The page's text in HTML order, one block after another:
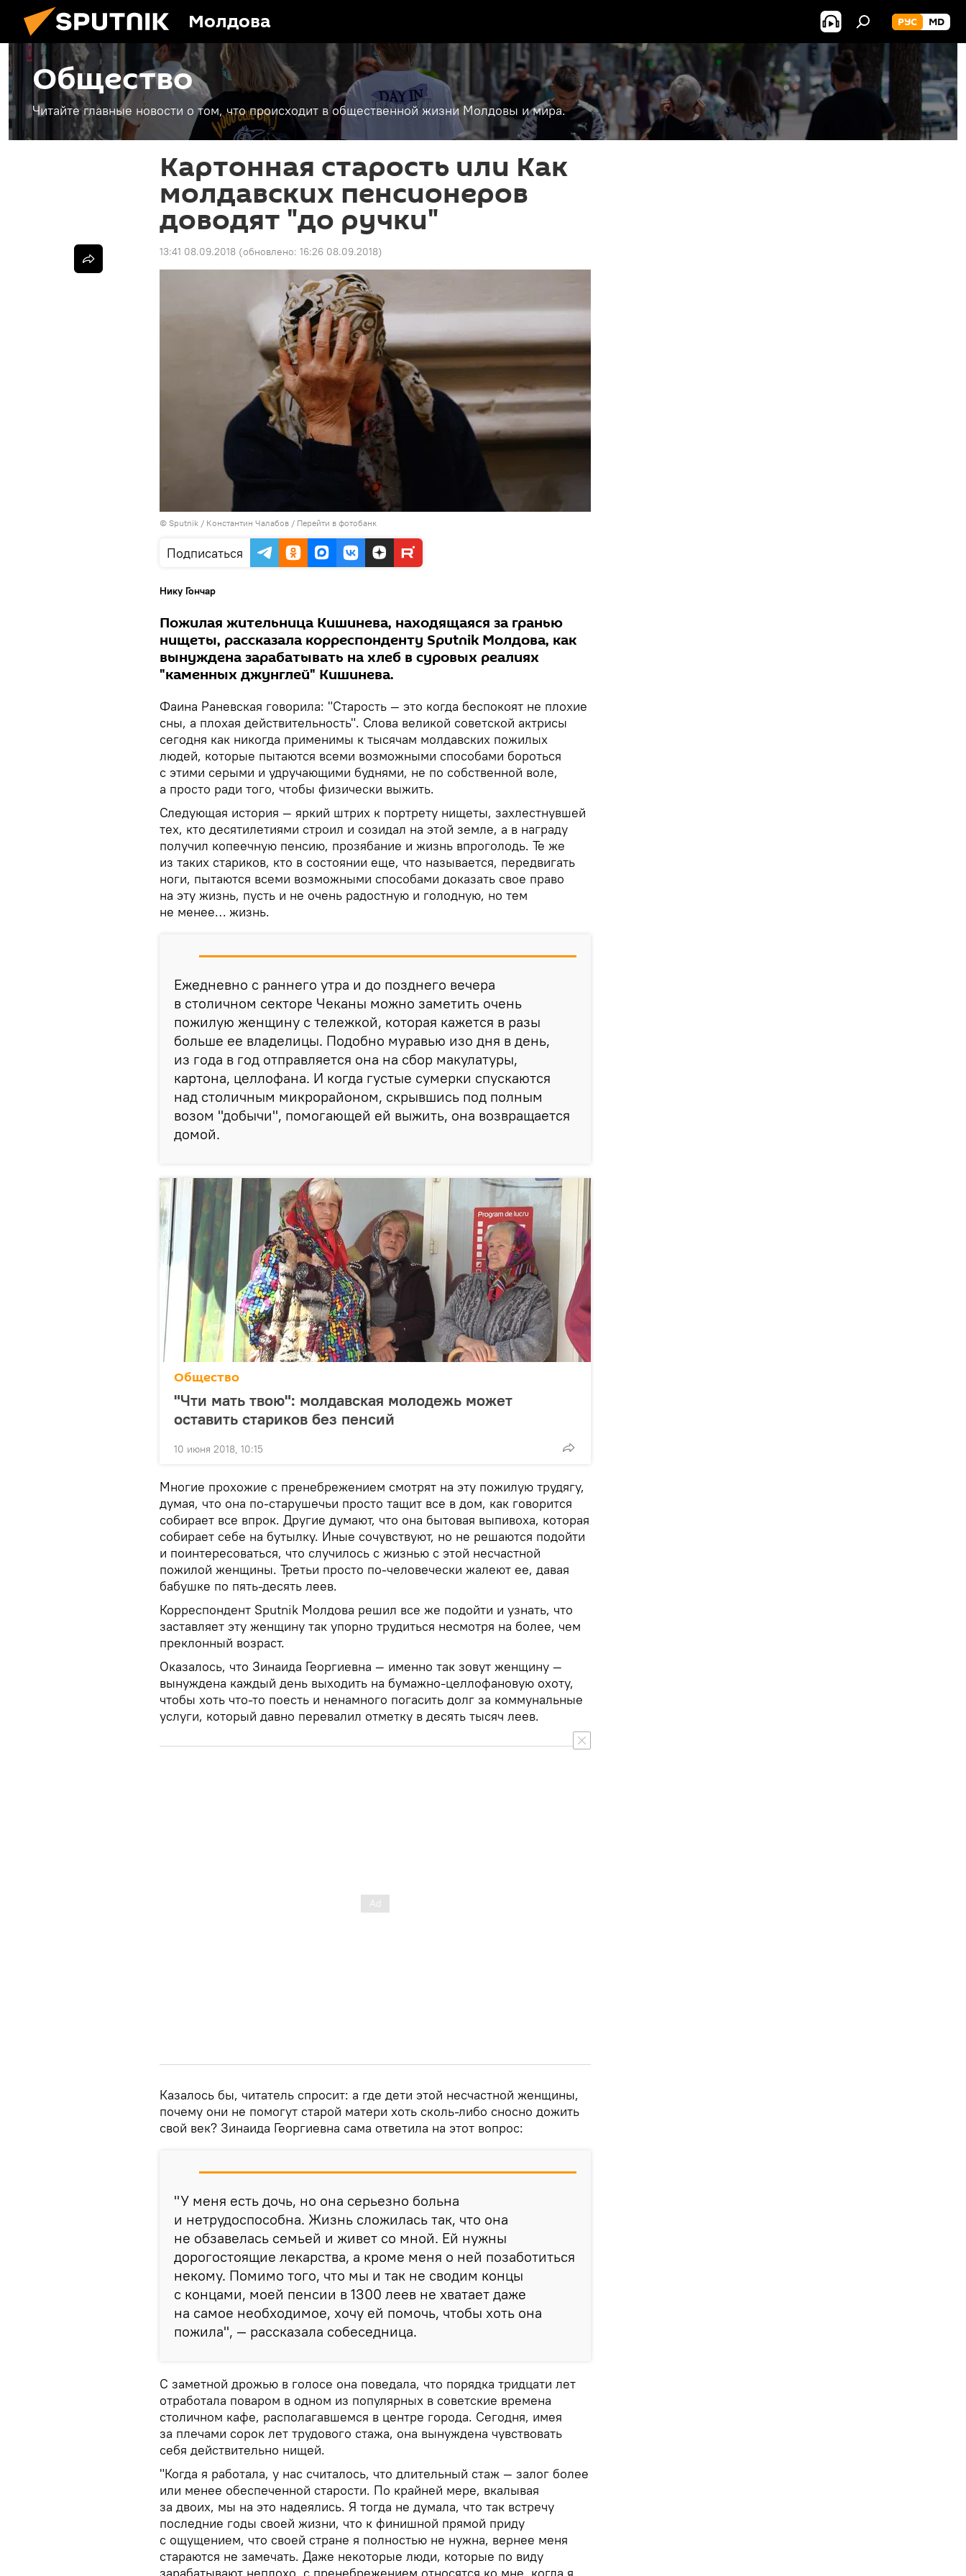
Молдова РУС MD
Общество
Читайте главные новости о том, что происходит в общественной жизни Молдовы и мира.
Картонная старость или Как
молдавских пенсионеров
доводят "до ручки"
13:41 08.09.2018 (обновлено: 16:26 08.09.2018)
© Sputnik / Константин Чалабов / Перейти в фотобанк
Подписаться
Нику Гончар
Пожилая жительница Кишинева, находящаяся за гранью
нищеты, рассказала корреспонденту Sputnik Молдова, как
вынуждена зарабатывать на хлеб в суровых реалиях
"каменных джунглей" Кишинева.
Фаина Раневская говорила: "Старость — это когда беспокоят не плохие
сны, а плохая действительность". Слова великой советской актрисы
сегодня как никогда применимы к тысячам молдавских пожилых
людей, которые пытаются всеми возможными способами бороться
с этими серыми и удручающими буднями, не по собственной воле,
а просто ради того, чтобы физически выжить.
Следующая история — яркий штрих к портрету нищеты, захлестнувшей
тех, кто десятилетиями строил и созидал на этой земле, а в награду
получил копеечную пенсию, прозябание и жизнь впроголодь. Те же
из таких стариков, кто в состоянии еще, что называется, передвигать
ноги, пытаются всеми возможными способами доказать свое право
на эту жизнь, пусть и не очень радостную и голодную, но тем
не менее… жизнь.
Ежедневно с раннего утра и до позднего вечера
в столичном секторе Чеканы можно заметить очень
пожилую женщину с тележкой, которая кажется в разы
больше ее владелицы. Подобно муравью изо дня в день,
из года в год отправляется она на сбор макулатуры,
картона, целлофана. И когда густые сумерки спускаются
над столичным микрорайоном, скрывшись под полным
возом "добычи", помогающей ей выжить, она возвращается
домой.
Общество
"Чти мать твою": молдавская молодежь может
оставить стариков без пенсий
10 июня 2018, 10:15
Многие прохожие с пренебрежением смотрят на эту пожилую трудягу,
думая, что она по-старушечьи просто тащит все в дом, как говорится
собирает все впрок. Другие думают, что она бытовая выпивоха, которая
собирает себе на бутылку. Иные сочувствуют, но не решаются подойти
и поинтересоваться, что случилось с жизнью с этой несчастной
пожилой женщины. Третьи просто по-человечески жалеют ее, давая
бабушке по пять-десять леев.
Корреспондент Sputnik Молдова решил все же подойти и узнать, что
заставляет эту женщину так упорно трудиться несмотря на более, чем
преклонный возраст.
Оказалось, что Зинаида Георгиевна — именно так зовут женщину —
вынуждена каждый день выходить на бумажно-целлофановую охоту,
чтобы хоть что-то поесть и ненамного погасить долг за коммунальные
услуги, который давно перевалил отметку в десять тысяч леев.
Казалось бы, читатель спросит: а где дети этой несчастной женщины,
почему они не помогут старой матери хоть сколь-либо сносно дожить
свой век? Зинаида Георгиевна сама ответила на этот вопрос:
"У меня есть дочь, но она серьезно больна
и нетрудоспособна. Жизнь сложилась так, что она
не обзавелась семьей и живет со мной. Ей нужны
дорогостоящие лекарства, а кроме меня о ней позаботиться
некому. Помимо того, что мы и так не сводим концы
с концами, моей пенсии в 1300 леев не хватает даже
на самое необходимое, хочу ей помочь, чтобы хоть она
пожила", — рассказала собеседница.
С заметной дрожью в голосе она поведала, что порядка тридцати лет
отработала поваром в одном из популярных в советские времена
столичном кафе, располагавшемся в центре города. Сегодня, имея
за плечами сорок лет трудового стажа, она вынуждена чувствовать
себя действительно нищей.
"Когда я работала, у нас считалось, что длительный стаж — залог более
или менее обеспеченной старости. По крайней мере, вкалывая
за двоих, мы на это надеялись. Я тогда не думала, что так встречу
последние годы своей жизни, что к финишной прямой приду
с ощущением, что своей стране я полностью не нужна, вернее меня
стараются не замечать. Даже некоторые люди, которые по виду